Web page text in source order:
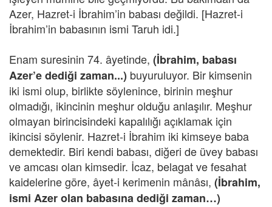
Azer, Hazret-i İbrahim’in babası değildi. [Hazret-i
İbrahim’in babasının ismi Taruh idi.]
Enam suresinin 74. âyetinde, (İbrahim, babası
Azer’e dediği zaman...) buyuruluyor. Bir kimsenin
iki ismi olup, birlikte söylenince, birinin meşhur
olmadığı, ikincinin meşhur olduğu anlaşılır. Meşhur
olmayan birincisindeki kapalılığı açıklamak için
ikincisi söylenir. Hazret-i İbrahim iki kimseye baba
demektedir. Biri kendi babası, diğeri de üvey babası
ve amcası olan kimsedir. İcaz, belagat ve fesahat
kaidelerine göre, âyet-i kerimenin mânâsı, (İbrahim,
ismi Azer olan babasına dediği zaman…)